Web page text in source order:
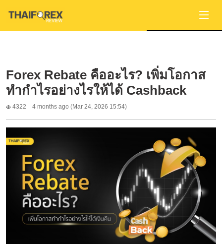
Forex Rebate คืออะไร? เพิ่มโอกาส
ทำกำไรอย่างไรให้ได้ Cashback
4322 4 months ago (Mar 24, 2026 15:54)